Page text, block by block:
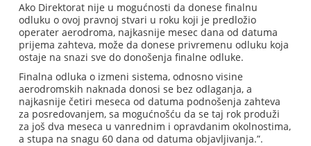
Ako Direktorat nije u mogućnosti da donese finalnu
odluku o ovoj pravnoj stvari u roku koji je predložio
operater aerodroma, najkasnije mesec dana od datuma
prijema zahteva, može da donese privremenu odluku koja
ostaje na snazi sve do donošenja finalne odluke.
Finalna odluka o izmeni sistema, odnosno visine
aerodromskih naknada donosi se bez odlaganja, a
najkasnije četiri meseca od datuma podnošenja zahteva
za posredovanjem, sa mogućnošću da se taj rok produži
za još dva meseca u vanrednim i opravdanim okolnostima,
a stupa na snagu 60 dana od datuma objavljivanja.”.